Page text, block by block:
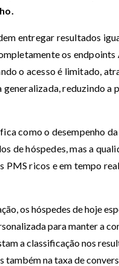
entregar resultados
os
o acesso é limitado,
reduzindo a
como o desempenho
de hóspedes, mas a
ricos e em tempo
os hóspedes de hoje
para manter a
a classificação nos
também na taxa de